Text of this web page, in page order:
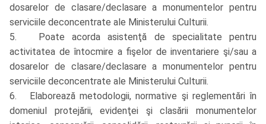
dosarelor de clasare/declasare a monumentelor pentru
serviciile deconcentrate ale Ministerului Culturii.
5. Poate acorda asistenţă de specialitate pentru
activitatea de întocmire a fişelor de inventariere şi/sau a
dosarelor de clasare/declasare a monumentelor pentru
serviciile deconcentrate ale Ministerului Culturii.
6. Elaborează metodologii, normative şi reglementări în
domeniul protejării, evidenţei şi clasării monumentelor